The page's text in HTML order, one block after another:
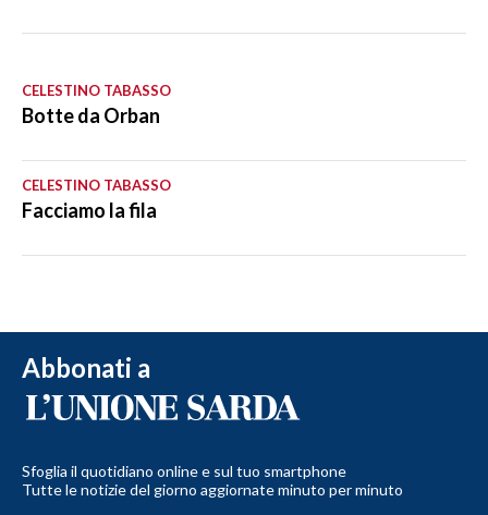
CELESTINO TABASSO
Botte da Orban
CELESTINO TABASSO
Facciamo la fila
Abbonati a
Sfoglia il quotidiano online e sul tuo smartphone
Tutte le notizie del giorno aggiornate minuto per minuto